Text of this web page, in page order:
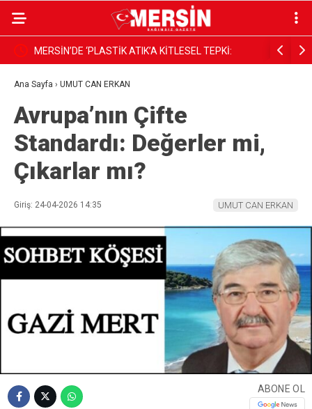
MERSİN’DE ‘PLASTİK ATIK’A KİTLESEL TEPKİ:
SAHİLE YÜRÜYÜŞ ÇAĞRISI
Mekke
Ana Sayfa › UMUT CAN ERKAN
Avrupa’nın Çifte
Standardı: Değerler mi,
Çıkarlar mı?
Giriş: 24-04-2026 14:35 UMUT CAN ERKAN
ABONE OL